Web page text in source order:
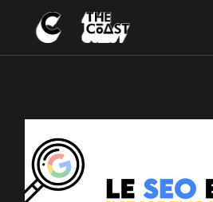
content